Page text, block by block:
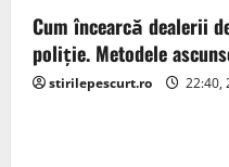
Cum încearcă dealerii
poliție. Metodele
stirilepescurt.ro 22:40,